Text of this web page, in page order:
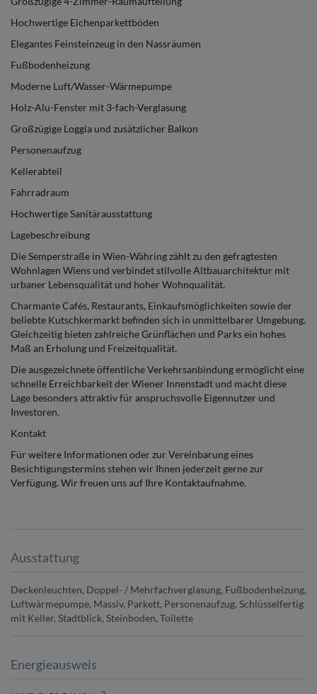
Hochwertige Eichenparkettböden
Elegantes Feinsteinzeug in den Nassräumen
Fußbodenheizung
Moderne Luft/Wasser-Wärmepumpe
Holz-Alu-Fenster mit 3-fach-Verglasung
Großzügige Loggia und zusätzlicher Balkon
Personenaufzug
Kellerabteil
Fahrradraum
Hochwertige Sanitärausstattung
Lagebeschreibung
Die Semperstraße in Wien-Währing zählt zu den gefragtesten
Wohnlagen Wiens und verbindet stilvolle Altbauarchitektur mit
urbaner Lebensqualität und hoher Wohnqualität.
Charmante Cafés, Restaurants, Einkaufsmöglichkeiten sowie der
beliebte Kutschkermarkt befinden sich in unmittelbarer Umgebung.
Gleichzeitig bieten zahlreiche Grünflächen und Parks ein hohes
Maß an Erholung und Freizeitqualität.
Die ausgezeichnete öffentliche Verkehrsanbindung ermöglicht eine
schnelle Erreichbarkeit der Wiener Innenstadt und macht diese
Lage besonders attraktiv für anspruchsvolle Eigennutzer und
Investoren.
Kontakt
Für weitere Informationen oder zur Vereinbarung eines
Besichtigungstermins stehen wir Ihnen jederzeit gerne zur
Verfügung. Wir freuen uns auf Ihre Kontaktaufnahme.
Ausstattung
Deckenleuchten Doppel- / Mehrfachverglasung Fußbodenheizung
Luftwärmepumpe Massiv Parkett Personenaufzug Schlüsselfertig
mit Keller Stadtblick Steinboden Toilette
Energieausweis